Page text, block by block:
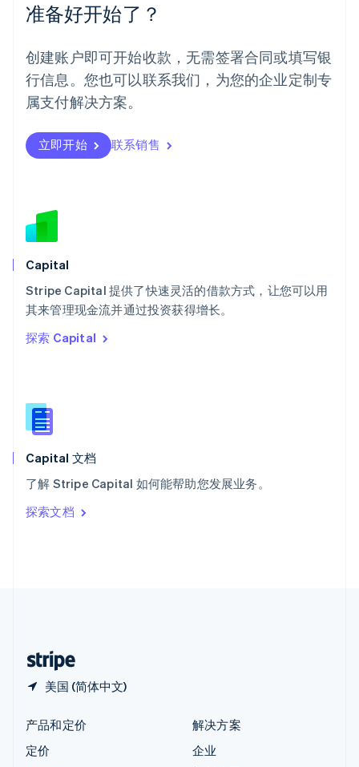
准备好开始了？
创建账户即可开始收款，无需签署合同或填写银
行信息。您也可以联系我们，为您的企业定制专
属支付解决方案。
立即开始 联系销售
Capital
Stripe Capital 提供了快速灵活的借款方式，让您可以用
其来管理现金流并通过投资获得增长。
探索 Capital
Capital 文档
了解 Stripe Capital 如何能帮助您发展业务。
探索文档
美国 (简体中文)
挪威
葡萄牙
Português English
日本
日本語English
瑞典
瑞士
DeutschFrançais
斯洛伐克
斯洛文尼亚
泰国
ไทยEnglish
希腊
English
西班牙
新西兰
English
匈牙利
English
ItalianoEnglish
印度
English
产品和定价
定价
解决方案
企业